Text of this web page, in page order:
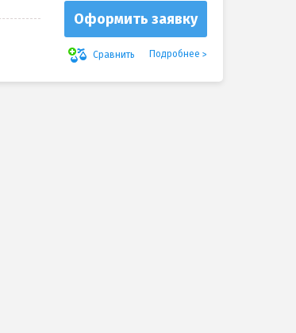
Оформить заявку
Сравнить Подробнее